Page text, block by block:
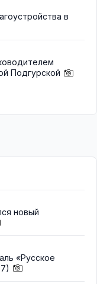
в
Подгурской
новый
«Русское